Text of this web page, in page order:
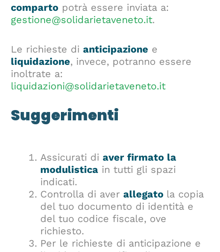
comparto potrà essere inviata a:
gestione@solidarietaveneto.it.
Le richieste dianticipazione e
liquidazione, invece, potranno essere
inoltrate a:
liquidazioni@solidarietaveneto.it
Suggerimenti
Assicurati diaver firmato la
modulistica in tutti gli spazi
indicati.
Controlla di averallegato la copia
del tuo documento di identità e
del tuo codice fiscale, ove
richiesto.
Per le richieste di anticipazione e